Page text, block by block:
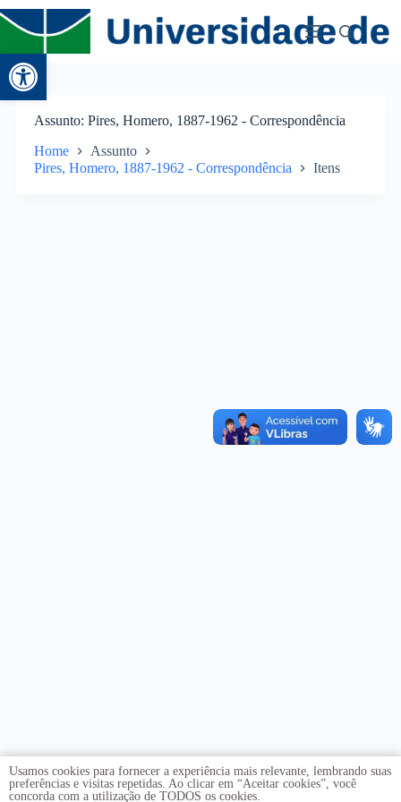
Abrir a barra de ferramentas
Assunto Pires, Homero, 1887-1962 - Correspondência
Home
Assunto
Pires, Homero, 1887-1962 - Correspondência
Itens
Usamos cookies para fornecer a experiência mais relevante, lembrando suas
preferências e visitas repetidas. Ao clicar em “Aceitar cookies”, você
concorda com a utilização de TODOS os cookies.